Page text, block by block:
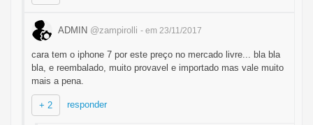
ADMIN @zampirolli - em 23/11/2017
cara tem o iphone 7 por este preço no mercado livre... bla bla
bla, e reembalado, muito provavel e importado mas vale muito
mais a pena.
+ 2 responder